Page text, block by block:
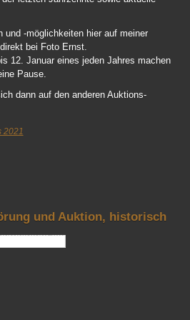
und -möglichkeiten hier auf meiner
bei Foto Ernst.
12. Januar eines jeden Jahres machen
Pause.
dann auf den anderen Auktions-
2021
und Auktion, historisch